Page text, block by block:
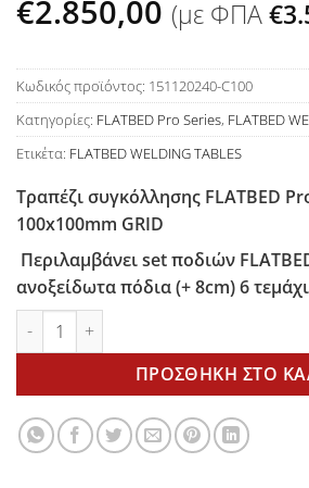
€2.850,00 (με ΦΠΑ€
Κωδικός προϊόντος: 151120240-C100
Κατηγορίες: FLATBED Pro Series, FLATBED
Ετικέτα: FLATBED WELDING TABLES
Τραπέζι συγκόλλησης FLATBED
100x100mm GRID
Περιλαμβάνει set ποδιών
ανοξείδωτα πόδια (+ 8cm) 6
Τραπέζι συγκόλλησης FLATBED
ΠΡΟΣΘΉΚΗ ΣΤΟ